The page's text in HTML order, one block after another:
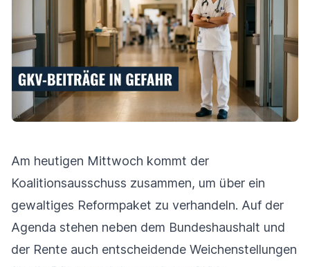
Am heutigen Mittwoch kommt der
Koalitionsausschuss zusammen, um über ein
gewaltiges Reformpaket zu verhandeln. Auf der
Agenda stehen neben dem Bundeshaushalt und
der Rente auch entscheidende Weichenstellungen